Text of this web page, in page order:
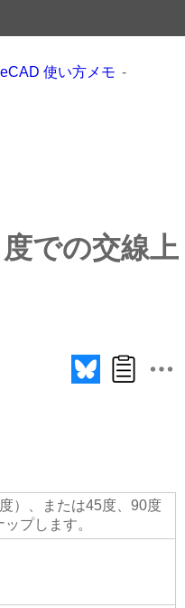
使い方メモ
での交線上
）、または45度、90度
プします。